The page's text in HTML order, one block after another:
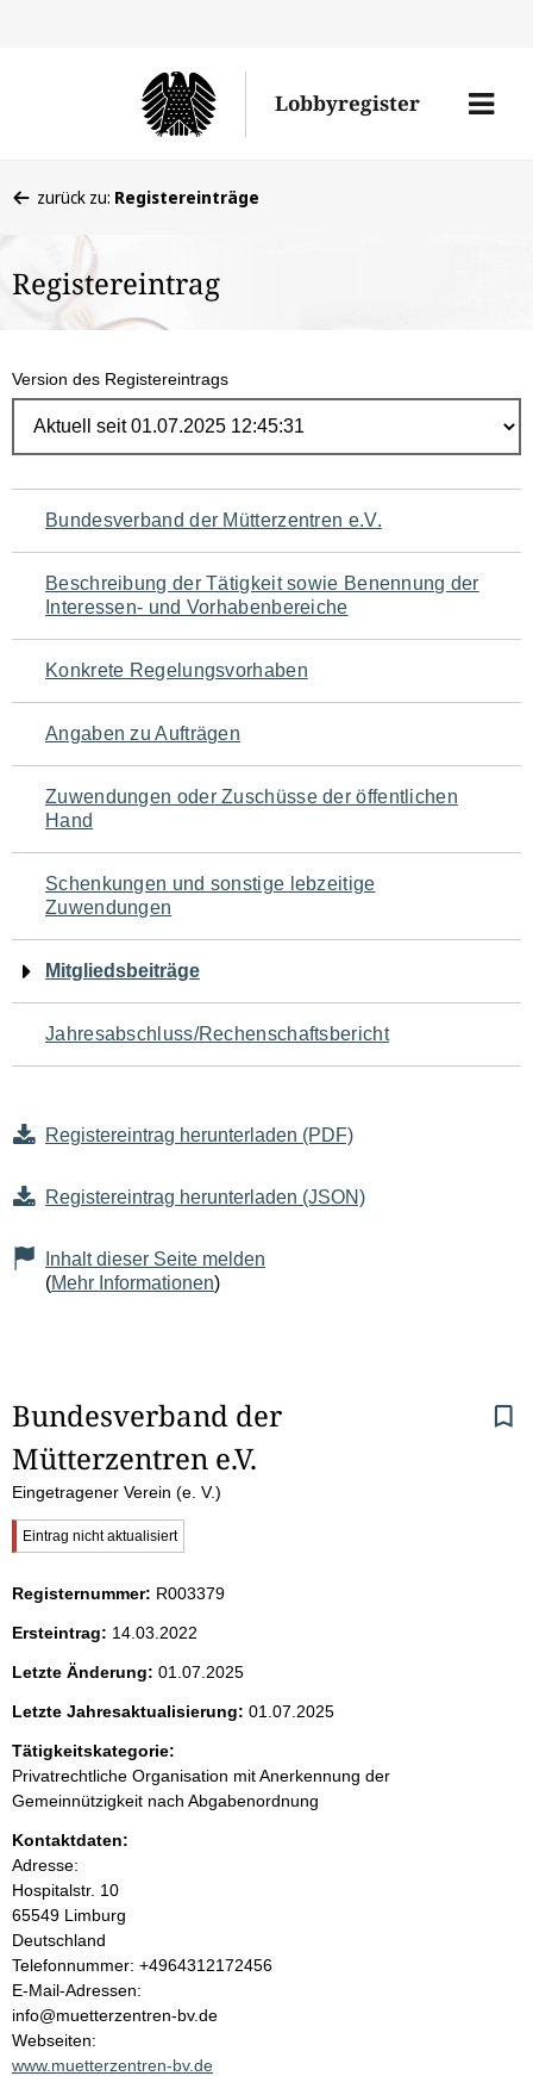
Lobbyregister
Menü
befinden
hier:
zurück zu: Registereinträge
Registereintrag
Version des Registereintrags
Navigation
für
den
Seiteninhalt
Bundesverband der Mütterzentren e.V.
Beschreibung der Tätigkeit sowie Benennung der
Interessen- und Vorhabenbereiche
Konkrete Regelungsvorhaben
Angaben zu Aufträgen
Zuwendungen oder Zuschüsse der öffentlichen
Hand
Schenkungen und sonstige lebzeitige
Zuwendungen
Mitgliedsbeiträge
Jahresabschluss/Rechenschaftsbericht
Registereintrag herunterladen (PDF)
Registereintrag herunterladen (JSON)
Inhalt dieser Seite melden
(Mehr Informationen)
S
e
i
t
e
n
i
n
h
a
l
t
Bundesverband der
Mütterzentren e.V.
Eingetragener Verein (e. V.)
W
i
h
i
r
i
n
w
i
Eintrag nicht aktualisiert
Registernummer: R003379
Ersteintrag: 14.03.2022
Letzte Änderung: 01.07.2025
Letzte Jahresaktualisierung: 01.07.2025
Tätigkeitskategorie:
Privatrechtliche Organisation mit Anerkennung der
Gemeinnützigkeit nach Abgabenordnung
Kontaktdaten:
Adresse:
Hospitalstr. 10
65549 Limburg
Deutschland
K
o
n
t
a
Telefonnummer: +4964312172456
E-Mail-Adressen:
info@muetterzentren-bv.de
Webseiten:
www.muetterzentren-bv.de